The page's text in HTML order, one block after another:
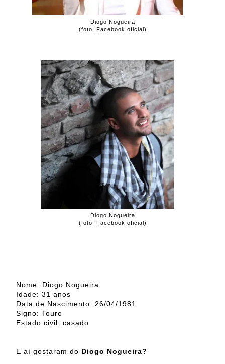
Diogo Nogueira
(foto: Facebook oficial)
Diogo Nogueira
(foto: Facebook oficial)
Nome: Diogo Nogueira
Idade: 31 anos
Data de Nascimento: 26/04/1981
Signo: Touro
Estado civil: casado
E aí gostaram do Diogo Nogueira?